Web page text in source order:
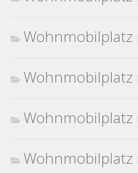
Wohnmobilplatz
Wohnmobilplatz
Wohnmobilplatz